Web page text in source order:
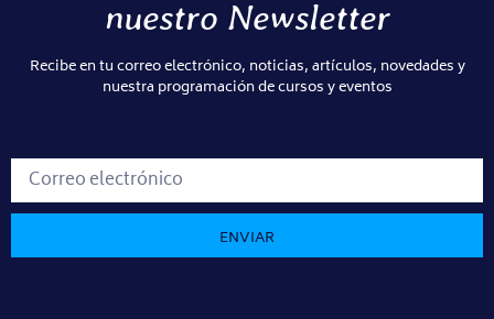
nuestro Newsletter
Recibe en tu correo electrónico, noticias, artículos, novedades y
nuestra programación de cursos y eventos
ENVIAR